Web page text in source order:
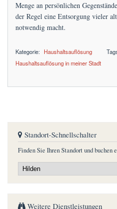
Menge an persönlichen
der Regel eine Entsorgung vieler
notwendig macht.
Kategorie: Haushaltsauflösung
Haushaltsauflösung in meiner Stadt
Standort-Schnellschalter
Finden Sie Ihren Standort und buchen
Weitere Dienstleistungen